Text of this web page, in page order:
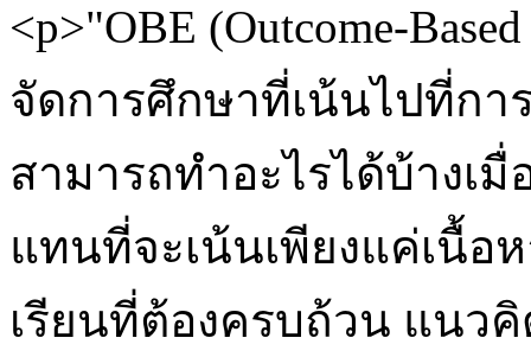
<p>"OBE (Outcome-
จัดการศึกษาที่เน้นไปที่กา
สามารถทำอะไรได้บ้างเ
แทนที่จะเน้นเพียงแค่เนื้อ
เรียนที่ต้องครบถ้วน แนว